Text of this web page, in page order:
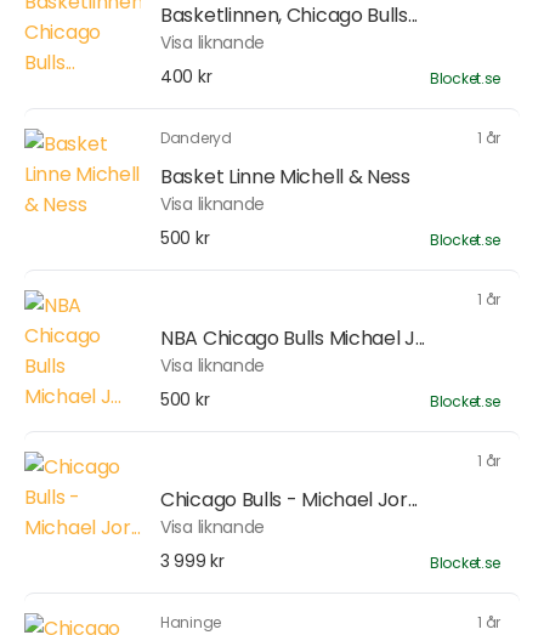
Basketlinnen, Chicago Bulls...
Visa liknande
400 kr
Blocket.se
Danderyd 1 år
Basket Linne Michell & Ness
Visa liknande
500 kr
Blocket.se
1 år
NBA Chicago Bulls Michael J...
Visa liknande
500 kr
Blocket.se
1 år
Chicago Bulls - Michael Jor...
Visa liknande
3 999 kr
Blocket.se
Haninge 1 år